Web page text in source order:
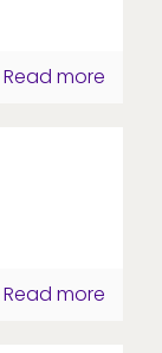
Read more
Read more